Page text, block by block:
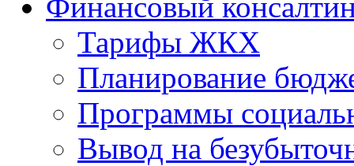
Тарифы ЖКХ
Планирование
Программы
Вывод на